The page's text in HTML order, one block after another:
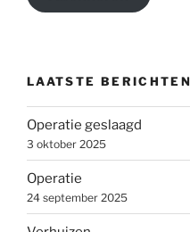
LAATSTE BERICHTEN
Operatie geslaagd
3 oktober 2025
Operatie
24 september 2025